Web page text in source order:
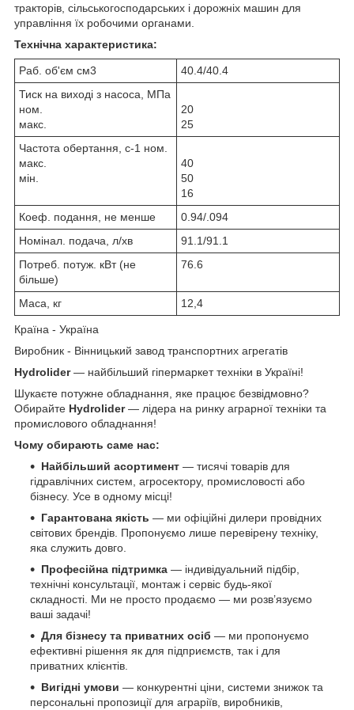
тракторів, сільськогосподарських і дорожніх машин для
управління їх робочими органами.
Технічна характеристика:
Раб. об'єм см3
40.4/40.4
Тиск на виході з насоса, МПа
ном.
макс.
20
25
Частота обертання, с-1 ном.
макс.
мін.
40
50
16
Коеф. подання, не менше
0.94/.094
Номінал. подача, л/хв
91.1/91.1
Потреб. потуж. кВт (не
більше)
76.6
Маса, кг 12,4
Країна - Україна
Виробник - Вінницький завод транспортних агрегатів
Hydrolider— найбільший гіпермаркет техніки в Україні!
Шукаєте потужне обладнання, яке працює безвідмовно?
Обирайте Hydrolider— лідера на ринку аграрної техніки та
промислового обладнання!
Чому обирають саме нас:
Найбільший асортимент — тисячі товарів для
гідравлічних систем, агросектору, промисловості або
бізнесу. Усе в одному місці!
Гарантована якість — ми офіційні дилери провідних
світових брендів. Пропонуємо лише перевірену техніку,
яка служить довго.
Професійна підтримка — індивідуальний підбір,
технічні консультації, монтаж і сервіс будь-якої
складності. Ми не просто продаємо — ми розв’язуємо
ваші задачі!
Для бізнесу та приватних осіб — ми пропонуємо
ефективні рішення як для підприємств, так і для
приватних клієнтів.
Вигідні умови — конкурентні ціни, системи знижок та
персональні пропозиції для аграріїв, виробників,